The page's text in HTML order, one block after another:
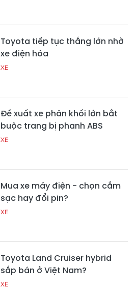
Toyota tiếp tục thắng lớn nhờ
xe điện hóa
XE
Đề xuất xe phân khối lớn bắt
buộc trang bị phanh ABS
XE
Mua xe máy điện - chọn cắm
sạc hay đổi pin?
XE
Toyota Land Cruiser hybrid
sắp bán ở Việt Nam?
XE